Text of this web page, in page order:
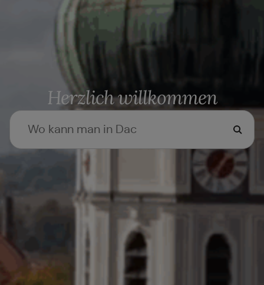
Herzlich willkommen